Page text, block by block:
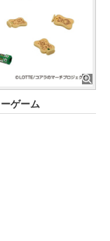
ゲーム